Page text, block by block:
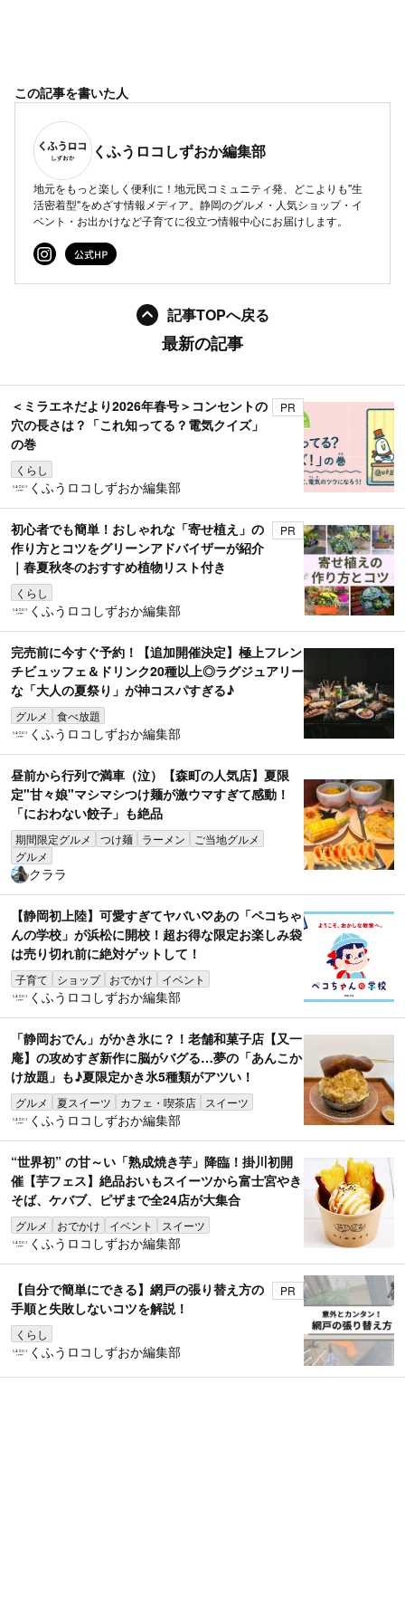
この記事を書いた人
くふうロコしずおか編集部
地元をもっと楽しく便利に！地元民コミュニティ発、どこよりも"生
活密着型"をめざす情報メディア。静岡のグルメ・人気ショップ・イ
ベント・お出かけなど子育てに役立つ情報中心にお届けします。
記事TOPへ戻る
最新の記事
＜ミラエネだより2026年春号＞コンセントの
穴の長さは？「これ知ってる？電気クイズ」
の巻
くらし
PR
くふうロコしずおか編集部
初心者でも簡単！おしゃれな「寄せ植え」の
作り方とコツをグリーンアドバイザーが紹介
｜春夏秋冬のおすすめ植物リスト付き
くらし
PR
くふうロコしずおか編集部
完売前に今すぐ予約！【追加開催決定】極上フレン
チビュッフェ＆ドリンク20種以上◎ラグジュアリー
な「大人の夏祭り」が神コスパすぎる♪
グルメ 食べ放題
くふうロコしずおか編集部
昼前から行列で満車（泣）【森町の人気店】夏限
定"甘々娘"マシマシつけ麺が激ウマすぎて感動！
「におわない餃子」も絶品
期間限定グルメ つけ麺 ラーメン
ご当地グルメ
グルメ
クララ
【静岡初上陸】可愛すぎてヤバい♡あの「ペコちゃ
んの学校」が浜松に開校！超お得な限定お楽しみ袋
は売り切れ前に絶対ゲットして！
子育て ショップ おでかけ イベント
くふうロコしずおか編集部
「静岡おでん」がかき氷に？！老舗和菓子店【又一
庵】の攻めすぎ新作に脳がバグる…夢の「あんこか
け放題」も♪夏限定かき氷5種類がアツい！
グルメ 夏スイーツ カフェ・喫茶店 スイーツ
くふうロコしずおか編集部
“世界初” の甘～い「熟成焼き芋」降臨！掛川初開
催【芋フェス】絶品おいもスイーツから富士宮やき
そば、ケバブ、ピザまで全24店が大集合
グルメ おでかけ イベント スイーツ
くふうロコしずおか編集部
【自分で簡単にできる】網戸の張り替え方の
手順と失敗しないコツを解説！
くらし
PR
くふうロコしずおか編集部